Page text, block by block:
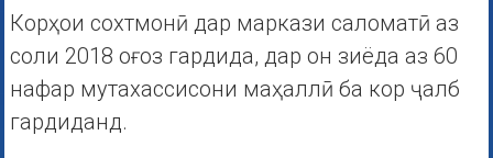
Корҳои сохтмонӣ дар маркази саломатӣ аз
соли 2018 оғоз гардида, дар он зиёда аз 60
нафар мутахассисони маҳаллӣ ба кор ҷалб
гардиданд.